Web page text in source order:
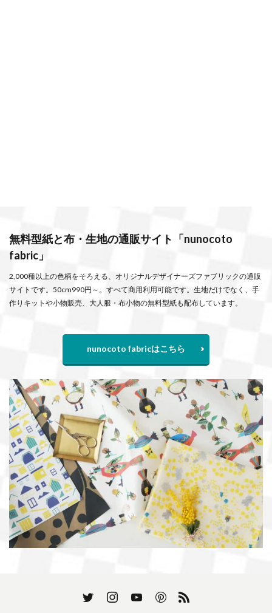
無料型紙と布・生地の通販サイト「nunocoto
fabric」
2,000種以上の色柄をそろえる、オリジナルデザイナーズファブリックの通販
サイトです。50cm990円～。すべて商用利用可能です。生地だけでなく、手
作りキットや小物販売、大人服・布小物の無料型紙も配布しています。
nunocoto fabricはこちら